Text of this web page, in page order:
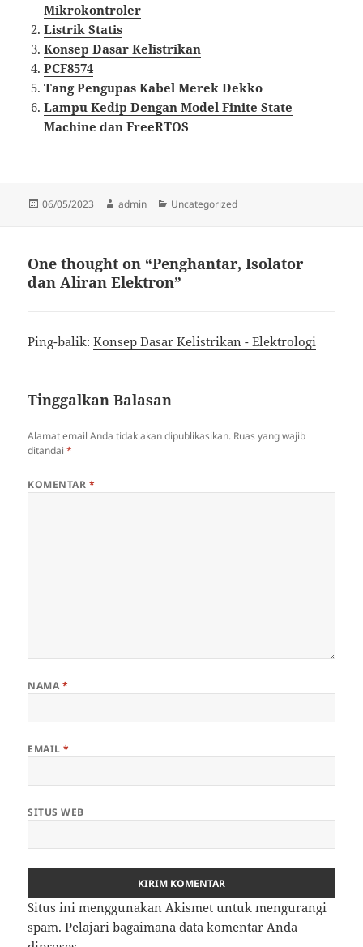
Mikrokontroler
Listrik Statis
Konsep Dasar Kelistrikan
PCF8574
Tang Pengupas Kabel Merek Dekko
Lampu Kedip Dengan Model Finite State
Machine dan FreeRTOS
Diposkan
06/05/2023 Penulis
admin Kategori
Uncategorized
One thought on “Penghantar, Isolator
dan Aliran Elektron”
Ping-balik:Konsep Dasar Kelistrikan - Elektrologi
Tinggalkan Balasan
Alamat email Anda tidak akan dipublikasikan. Ruas yang wajib
ditandai*
KOMENTAR *
NAMA *
EMAIL*
SITUS WEB
Situs ini menggunakan Akismet untuk mengurangi
spam.Pelajari bagaimana data komentar Anda